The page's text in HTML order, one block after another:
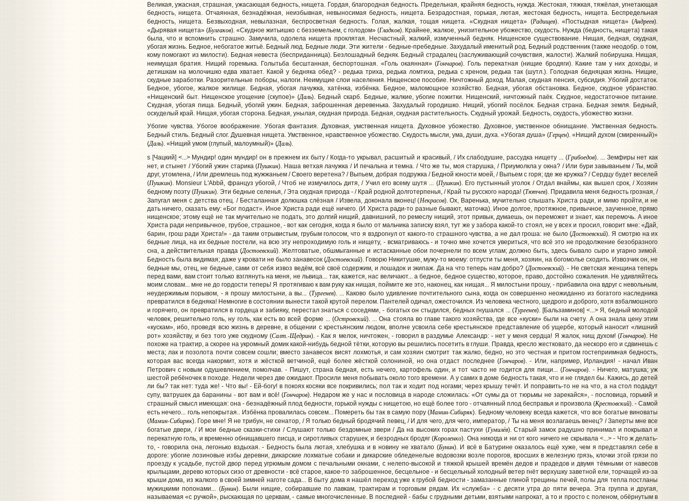
Великая, ужасная, страшная, ужасающая бедность, нищета. Гордая, благородная бедность. Предельная, крайняя бедность, нужда. Жестокая, тяжкая, тяжёлая, угнетающая
бедность, нищета. Отчаянная, безнадёжная, неизбывная, невыносимая бедность, нищета. Безрадостная, горькая, лютая, жестокая бедность, нищета. Беспредельная
бедность, нищета. Безвыходная, невылазная, беспросветная бедность. Голая, жалкая, тощая нищета. «Скудная нищета» (Радищев). «Постыдная нищета» (Андреев).
«Дырявая нищета» (Булгаков). «Скудное житьишко с безземельем, с голодом» (Гладков). Крайнее, жалкое, унизительное убожество, скудость. Нужда (бедность, нищета) такая
была, что и вспомнить страшно. Замучила, одолела нищета проклятая. Несчастный, жалкий, измученный бедняк. Нищенское существование. Нищая, бедная, скудная,
убогая жизнь. Бедное, небогатое житьё. Бедный люд. Бедные люди. Эти жители - бедные-пребедные. Захудалый именитый род. Бедный родственник (также неодобр. о том,
кому помогают из милости). Бедная невеста (бесприданница). Безлошадный бедняк. Бедный страдалец (заслуживающий сочувствия, жалости). Жалкий побирушка. Нищая,
неимущая братия. Нищий горемыка. Голытьба бесштанная, беспортошная. «Голь окаянная» (Гончаров). Голь перекатная (нищие бродяги). Какие там у них доходы, и
детишкам на молочишко едва хватает. Какой у бедняка обед? - редька триха, редька ломтиха, редька с хреном, редька так (шутл.). Голодная бедняцкая жизнь. Нищие,
скудные заработки. Разорительные поборы, налоги. Неимущие слои населения. Нищенское пособие. Ничтожный доход. Малая, скудная пенсия, субсидия. Убогий достаток.
Бедное, убогое, жалкое жилище. Бедная, убогая лачужка, хатёнка, избёнка. Бедное, маломощное хозяйство. Бедная, убогая обстановка. Бедное, скудное убранство.
«Нищенский быт. Нищенское угощение (скупое)» (Даль). Бедный скарб. Бедные, жалкие, убогие пожитки. Нищенский, ничтожный паёк. Скудное, недостаточное питание.
Скудная, убогая пища. Бедный, убогий ужин. Бедная, заброшенная деревенька. Захудалый городишко. Нищий, убогий посёлок. Бедная страна. Бедная земля. Бедный,
оскуделый край. Нищая, убогая сторона. Бедная, унылая, скудная природа. Бедная, скудная растительность. Скудный урожай. Бедность, скудость, убожество жизни.
Убогие чувства. Убогое воображение. Убогая фантазия. Духовная, умственная нищета. Духовное убожество. Духовное, умственное обнищание. Умственная бедность.
Бедный стиль. Бедный слог. Душевная нищета. Умственное, нравственное убожество. Скудость мысли, ума, души, духа. «Убогая душа» (Герцен). «Нищий духом (смиренный)»
(Даль). «Нищий умом (глупый, малоумный)» (Даль).
s [Чацкий] <...> Мундир! один мундир! он в прежнем их быту / Когда-то укрывал, расшитый и красивый, / Их слабодушие, рассудка нищету ... (Грибоедов). ... Земфиры нет как
нет, и стынет / Убогий ужин старика (Пушкин). Наша ветхая лачужка / И печальна и темна. / Что же ты, моя старушка, / Приумолкла у окна? / Или бури завываньем / Ты, мой
друг, утомлена, / Или дремлешь под жужжаньем / Своего веретена? / Выпьем, добрая подружка / Бедной юности моей, / Выпьем с горя; где же кружка? / Сердцу будет веселей
(Пушкин). Monsieur L'Abbй, француз убогой, / Чтоб не измучилось дитя, / Учил его всему шутя ... (Пушкин). Его пустынный уголок / Отдал внаймы, как вышел срок, / Хозяин
бедному поэту (Пушкин). Эти бедные селенья, / Эта скудная природа - / Край родной долготерпенья, / Край ты русского народа! (Тютчев). Придавила меня бедность грозная, /
Запугал меня с детства отец. / Бесталанная долюшка слёзная / Извела, доконала вконец! (Некрасов). Ох, Варенька, мучительно слышать Христа ради, и мимо пройти, и не
дать ничего, сказать ему: «Бог подаст». Иное Христа ради ещё ничего. (И Христа ради-то разные бывают, маточка). Иное долгое, протяжное, привычное, заученное, прямо
нищенское; этому ещё не так мучительно не подать, это долгий нищий, давнишний, по ремеслу нищий, этот привык, думаешь, он переможет и знает, как перемочь. А иное
Христа ради непривычное, грубое, страшное, - вот как сегодня, когда я было от мальчика записку взял, тут же у забора какой-то стоял, не у всех и просил, говорит мне: «Дай,
барин, грош ради Христа!» - да таким отрывистым, грубым голосом, что я вздрогнул от какого-то страшного чувства, а не дал гроша: не было (Достоевский). Я смотрю на их
бедные лица, на их бедные постели, на всю эту непроходимую голь и нищету, - всматриваюсь - и точно мне хочется увериться, что всё это не продолжение безобразного
сна, а действительная правда (Достоевский). Желтоватые, обшмыганные и истасканные обои почернели по всем углам; должно быть, здесь бывало сыро и угарно зимой.
Бедность была видимая; даже у кровати не было занавесок (Достоевский). Говорю Никитушке, мужу-то моему: отпусти ты меня, хозяин, на богомолье сходить. Извозчик он, не
бедные мы, отец, не бедные, сами от себя извоз ведём, всё своё содержим, и лошадок и экипаж. Да на что теперь нам добро? (Достоевский). - Не светская женщина теперь
перед вами, вам стоит только взглянуть на меня, не львица... так, кажется, нас величают... а бедное, бедное существо, которое, право, достойно сожаления. Не удивляйтесь
моим словам... мне не до гордости теперь! Я протягиваю к вам руку как нищая, поймите же это, наконец, как нищая... Я милостыни прошу, - прибавила она вдруг с невольным,
неудержимым порывом, - я прошу милостыни, а вы... (Тургенев). ... Каково было удивление почтительного сына, когда он совершенно неожиданно из богатого наследника
превратился в бедняка! Немногие в состоянии вынести такой крутой перелом. Пантелей одичал, ожесточился. Из человека честного, щедрого и доброго, хотя взбалмошного
и горячего, он превратился в гордеца и забияку, перестал знаться с соседями, - богатых он стыдился, бедных гнушался ... (Тургенев). [Бальзаминов] <...> Я, бедный молодой
человек, решительно голь, ну голь, как есть во всей форме ... (Островский). ... Она стояла во главе такого хозяйства, где все «куски» были на счету. А она знала цену этим
«кускам», ибо, проведя всю жизнь в деревне, в общении с крестьянским людом, вполне усвоила себе крестьянское представление об ущербе, который наносит «лишний
рот» хозяйству, и без того уже скудному (Салт.-Щедрин). - Как я мелок, ничтожен, - говорил в раздумье Александр: - нет у меня сердца! Я жалок, нищ духом! (Гончаров). Не
похоже на трактир, а скорее на укромный домик какой-нибудь бедной тётки, которую вы решились посетить в глуши. Правда, кресло жестковато, да нескоро его и сдвинешь с
места; лак и позолота почти совсем сошли; вместо занавесок висят лохмотья, и сам хозяин смотрит так жалко, бедно, но это честная и притом гостеприимная бедность,
которая вас всегда накормит, хотя и жёсткой ветчиной, ещё более жёсткой солониной, но она отдаст последнее (Гончаров). - Или, например, Ирландия! - начал Иван
Петрович с новым одушевлением, помолчав. - Пишут, страна бедная, есть нечего, картофель один, и тот часто не годится для пищи... (Гончаров). - Ничего, матушка; уж
шестой ребёночек в походе. Недели через две ожидают. Просили меня побывать около того времени. А у самих в доме бедность такая, что и не глядел бы. Кажись, до детей
ли бы? так нет: туда же! - Что вы! - Ей-богу! в покоях косяки все покривились; пол так и ходит под ногами; через крышу течёт. И поправить-то не на что, а на стол подадут
супу, ватрушек да баранины - вот вам и всё! (Гончаров). Недаром же у нас и пословица в народе сложилась: «От сумы да от тюрьмы не зарекайся», - пословица, горький и
страшный смысл имеющая: она - безнадёжный плод бедности, горькой нужды с нищетою, но ещё более того - отчаянный плод бесправья и произвола (Крестовский). - Самой
есть нечего... голь непокрытая.. Избёнка провалилась совсем... Помереть бы так в самую пору (Мамин-Сибиряк). Бедному человеку всегда кажется, что все богатые виноваты
(Мамин-Сибиряк). Горе мне! Я не трибун, не сенатор, / Я только бедный бродячий певец, / И для чего, для чего, император, / Ты на меня возлагаешь венец? / Заперты мне все
богатые двери, / И мои бедные сказки-стихи / Слушают только бездомные звери / Да на высоких горах пастухи (Гумилёв). Старый замок радушно принимал и покрывал и
перекатную голь, и временно обнищавшего писца, и сиротливых старушек, и безродных бродяг (Короленко). Она никогда и ни от кого ничего не скрывала <...> - Что ж делать-
то, - говорила она, легонько вздыхая. - Бедность была лютая, хлебушка и в новину не хватало (Бунин). И всё в Батурине оказалось ещё хуже, чем я представлял себе в
дороге: убогие лозиновые избы деревни, дикарские лохматые собаки и дикарские обледенелые водовозки возле порогов, вросших в железную грязь, клочки этой грязи по
проезду к усадьбе, пустой двор перед угрюмым домом с печальными окнами, с нелепо-высокой и тяжкой крышей времён дедов и прадедов и двумя тёмными от навесов
крыльцами, дерево которых сизо от древности - всё старое, какое-то заброшенное, бесцельное - и бесцельный холодный ветер гнёт верхушку заветной ели, торчащей из-за
крыши дома, из жалкого в своей зимней наготе сада... В быту дома я нашёл переход уже к грубой бедности - замазанные глиной трещины печей, полы для тепла постланы
мужицкими попонами... (Бунин). Были нищие, собиравшие по лавкам, трактирам и торговым рядам. Их «служба» - с десяти утра до пяти вечера. Эта группа и другая,
называемая «с ручкой», рыскающая по церквам, - самые многочисленные. В последней - бабы с грудными детьми, взятыми напрокат, а то и просто с поленом, обёрнутым в